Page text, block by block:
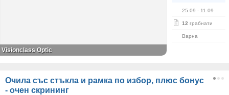
25.09 - 11.09
12 грабнати
Варна
Visionclass Optic
Очила със стъкла и рамка по избор, плюс бонус
- очен скрининг